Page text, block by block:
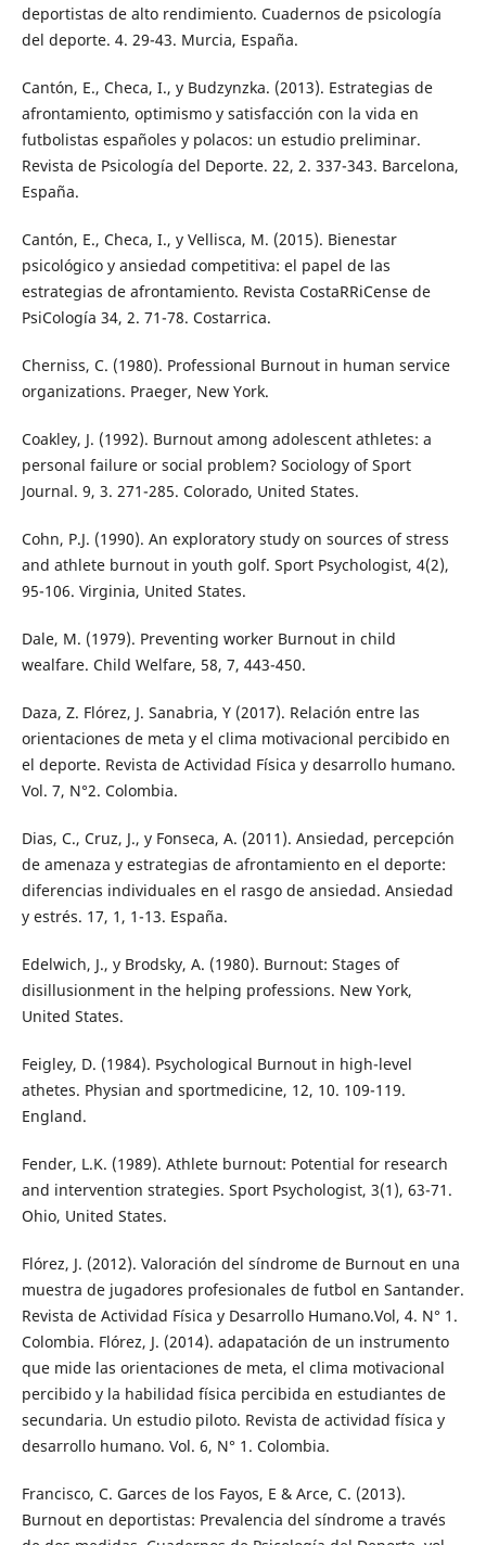
deportistas de alto rendimiento. Cuadernos de psicología
del deporte. 4. 29-43. Murcia, España.
Cantón, E., Checa, I., y Budzynzka. (2013). Estrategias de
afrontamiento, optimismo y satisfacción con la vida en
futbolistas españoles y polacos: un estudio preliminar.
Revista de Psicología del Deporte. 22, 2. 337-343. Barcelona,
España.
Cantón, E., Checa, I., y Vellisca, M. (2015). Bienestar
psicológico y ansiedad competitiva: el papel de las
estrategias de afrontamiento. Revista CostaRRiCense de
PsiCología 34, 2. 71-78. Costarrica.
Cherniss, C. (1980). Professional Burnout in human service
organizations. Praeger, New York.
Coakley, J. (1992). Burnout among adolescent athletes: a
personal failure or social problem? Sociology of Sport
Journal. 9, 3. 271-285. Colorado, United States.
Cohn, P.J. (1990). An exploratory study on sources of stress
and athlete burnout in youth golf. Sport Psychologist, 4(2),
95-106. Virginia, United States.
Dale, M. (1979). Preventing worker Burnout in child
wealfare. Child Welfare, 58, 7, 443-450.
Daza, Z. Flórez, J. Sanabria, Y (2017). Relación entre las
orientaciones de meta y el clima motivacional percibido en
el deporte. Revista de Actividad Física y desarrollo humano.
Vol. 7, N°2. Colombia.
Dias, C., Cruz, J., y Fonseca, A. (2011). Ansiedad, percepción
de amenaza y estrategias de afrontamiento en el deporte:
diferencias individuales en el rasgo de ansiedad. Ansiedad
y estrés. 17, 1, 1-13. España.
Edelwich, J., y Brodsky, A. (1980). Burnout: Stages of
disillusionment in the helping professions. New York,
United States.
Feigley, D. (1984). Psychological Burnout in high-level
athetes. Physian and sportmedicine, 12, 10. 109-119.
England.
Fender, L.K. (1989). Athlete burnout: Potential for research
and intervention strategies. Sport Psychologist, 3(1), 63-71.
Ohio, United States.
Flórez, J. (2012). Valoración del síndrome de Burnout en una
muestra de jugadores profesionales de futbol en Santander.
Revista de Actividad Física y Desarrollo Humano.Vol, 4. N° 1.
Colombia. Flórez, J. (2014). adapatación de un instrumento
que mide las orientaciones de meta, el clima motivacional
percibido y la habilidad física percibida en estudiantes de
secundaria. Un estudio piloto. Revista de actividad física y
desarrollo humano. Vol. 6, N° 1. Colombia.
Francisco, C. Garces de los Fayos, E & Arce, C. (2013).
Burnout en deportistas: Prevalencia del síndrome a través